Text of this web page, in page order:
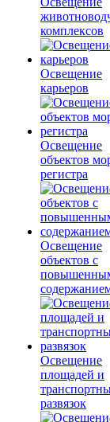
комплексов
Освещение
карьеров
Освещение
объектов
регистра
Освещение
объектов с
Освещение
площадей и
развязок